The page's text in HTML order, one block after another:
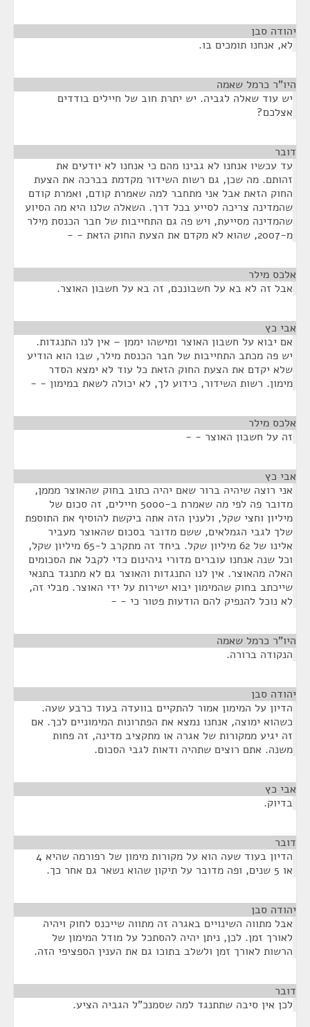
יהודה סבן
לא, אנחנו תומכים בו.
היו"ר כרמל שאמה
יש עוד שאלה לגביה. יש יתרת חוב של חיילים בודדים
אצלכם?
דובר
עד עכשיו אנחנו לא גבינו מהם כי אנחנו לא יודעים את
זהותם. מה שכן, גם רשות השידור מקדמת בברכה את הצעת
החוק הזאת אבל אני מתחבר למה שאמרת קודם, ואמרת קודם
שהמדינה צריכה לסייע בכל דרך. השאלה שלנו היא מה הסיוע
שהמדינה מסייעת, ויש פה גם התחייבות של חבר הכנסת מילר
מ-2007, שהוא לא מקדם את הצעת החוק הזאת - -
אלכס מילר
אבל זה לא בא על חשבונכם, זה בא על חשבון האוצר.
אבי כץ
אם יבוא על חשבון האוצר ומישהו יממן – אין לנו התנגדות.
יש פה מכתב התחייבות של חבר הכנסת מילר, שבו הוא הודיע
שלא יקדם את הצעת החוק הזאת כל עוד לא ימצא הסדר
מימון. רשות השידור, כידוע לך, לא יכולה לשאת במימון - -
אלכס מילר
זה על חשבון האוצר - -
אבי כץ
אני רוצה שיהיה ברור שאם יהיה כתוב בחוק שהאוצר מממן,
מדובר פה לפי מה שאמרת ב-5000 חיילים, זה סכום של
מיליון וחצי שקל, ולענין הזה אתה ביקשת להוסיף את התוספת
שלך לגבי הגמלאים, ששם מדובר בסכום שהאוצר מעביר
אלינו של 62 מיליון שקל. ביחד זה מתקרב ל-65 מיליון שקל,
וכל שנה אנחנו עוברים מדורי גיהינום כדי לקבל את הסכומים
האלה מהאוצר. אין לנו התנגדות והאוצר גם לא מתנגד בתנאי
שייכתב בחוק שהמימון יבוא ישירות על ידי האוצר. מבלי זה,
לא נוכל להנפיק להם הודעות פטור כי - -
היו"ר כרמל שאמה
הנקודה ברורה.
יהודה סבן
הדיון על המימון אמור להתקיים בוועדה בעוד כרבע שעה.
כשהוא ימוצה, אנחנו נמצא את הפתרונות המימוניים לכך. אם
זה יגיע ממקורות של אגרה או מתקציב מדינה, זה פחות
משנה. אתם רוצים שתהיה ודאות לגבי הסכום.
אבי כץ
בדיוק.
דובר
הדיון בעוד שעה הוא על מקורות מימון של רפורמה שהיא 4
או 5 שנים, ופה מדובר על תיקון שהוא נשאר גם אחר כך.
יהודה סבן
אבל מתווה השינויים באגרה זה מתווה שייכנס לחוק ויהיה
לאורך זמן. לכן, ניתן יהיה להסתכל על מודל המימון של
הרשות לאורך זמן ולשלב בתוכו גם את הענין הספציפי הזה.
דובר
לכן אין סיבה שתתנגד למה שסמנכ"ל הגביה הציע.